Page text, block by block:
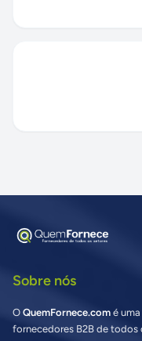
Sobre nós
O QuemFornece.com é
fornecedores B2B de todos